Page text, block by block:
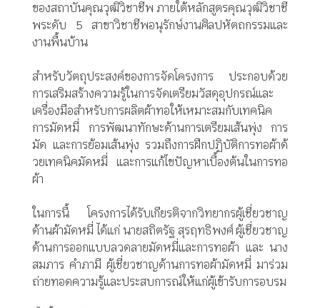
ของสถาบันคุณวุฒิวิชาชีพ ภายใต้หลักสูตรคุณวุฒิวิชาชี
พระดับ 5 สาขาวิชาชีพอนุรักษ์งานศิลปหัตถกรรมและ
งานพื้นบ้าน
สำหรับวัตถุประสงค์ของการจัดโครงการ ประกอบด้วย
การเสริมสร้างความรู้ในการจัดเตรียมวัสดุอุปกรณ์และ
เครื่องมือสำหรับการผลิตผ้าทอให้เหมาะสมกับเทคนิค
การมัดหมี่ การพัฒนาทักษะด้านการเตรียมเส้นพุ่ง การ
มัด และการย้อมเส้นพุ่ง รวมถึงการฝึกปฏิบัติการทอผ้าด้
วยเทคนิคมัดหมี่ และการแก้ไขปัญหาเบื้องต้นในการทอ
ผ้า
ในการนี้ โครงการได้รับเกียรติจากวิทยากรผู้เชี่ยวชาญ
ด้านผ้ามัดหมี่ ได้แก่ นายสถิตรัฐ สุรฤทธิพงศ์ ผู้เชี่ยวชาญ
ด้านการออกแบบลวดลายมัดหมี่และการทอผ้า และ นาง
สมภาร คำภามี ผู้เชี่ยวชาญด้านการทอผ้ามัดหมี่ มาร่วม
ถ่ายทอดความรู้และประสบการณ์ให้แก่ผู้เข้ารับการอบรม